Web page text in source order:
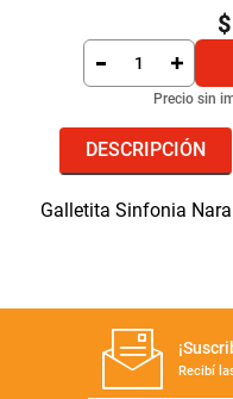
$
Precio sin
DESCRIPCIÓN
Galletita Sinfonia
Recibí